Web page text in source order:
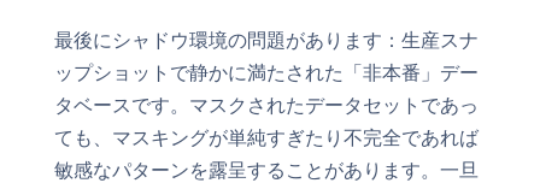
最後にシャドウ環境の問題があります：生産スナ
ップショットで静かに満たされた「非本番」デー
タベースです。マスクされたデータセットであっ
ても、マスキングが単純すぎたり不完全であれば
敏感なパターンを露呈することがあります。一旦